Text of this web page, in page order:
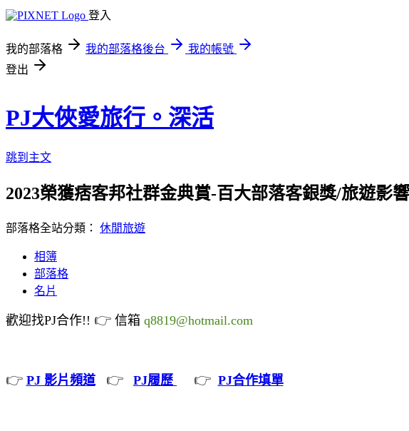
登入
我的部落格 我的部落格後台
我的帳號
登出
PJ大俠愛旅行。深活
跳到主文
2023榮獲痞客邦社群金典賞-百大部落客銀獎/旅遊影
部落格全站分類： 休閒旅遊
相簿
部落格
名片
歡迎找PJ合作!! 👉 信箱 q8819@hotmail.com
👉 PJ 影片頻道 👉 PJ履歷 👉 PJ合作填單